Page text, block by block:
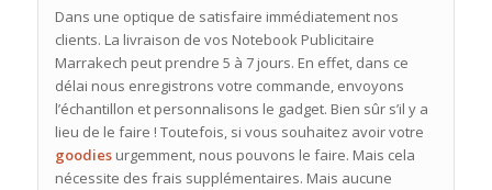
Dans une optique de satisfaire immédiatement nos
clients. La livraison de vos Notebook Publicitaire
Marrakech peut prendre 5 à 7 jours. En effet, dans ce
délai nous enregistrons votre commande, envoyons
l’échantillon et personnalisons le gadget. Bien sûr s’il y a
lieu de le faire ! Toutefois, si vous souhaitez avoir votre
goodiesurgemment, nous pouvons le faire. Mais cela
nécessite des frais supplémentaires. Mais aucune